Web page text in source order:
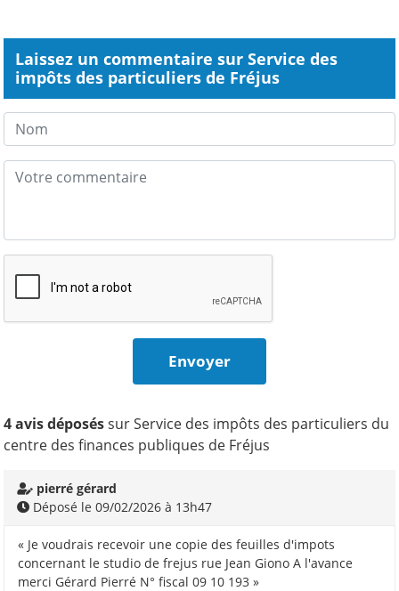
Laissez un commentaire sur Service des
impôts des particuliers de Fréjus
4 avis déposéssur Service des impôts des particuliers du
centre des finances publiques de Fréjus
pierré gérard
Déposé le 09/02/2026 à 13h47
« Je voudrais recevoir une copie des feuilles d'impots
concernant le studio de frejus rue Jean Giono A l'avance
merci Gérard Pierré N° fiscal 09 10 193 »